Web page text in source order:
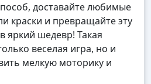
доставайте любимые
краски и превращайте эту
яркий шедевр! Такая
веселая игра, но и
мелкую моторику и